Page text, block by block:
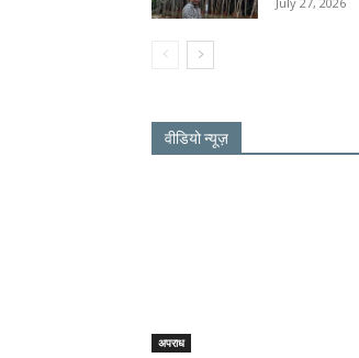
वीडियो न्यूज़
अपराध